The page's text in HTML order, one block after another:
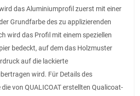
das Aluminiumprofil zuerst mit einer
Grundfarbe des zu applizierenden
wird das Profil mit einem speziellen
bedeckt, auf dem das Holzmuster
auf die lackierte
wird. Für Details des
von QUALICOAT erstellten Qualicoat-